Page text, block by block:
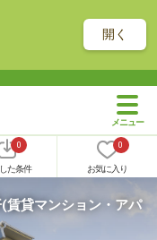
開く
0
た条件
0
お気に入り
(賃貸マンション・アパ